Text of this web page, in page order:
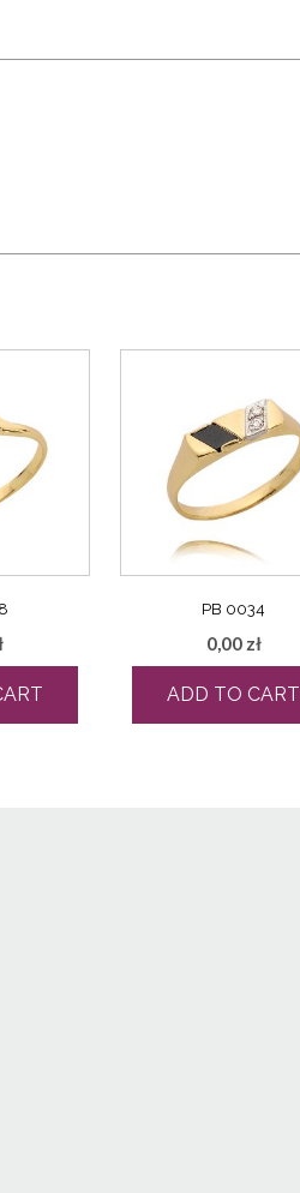
PB 0034
0,00 zł
ADD TO CART